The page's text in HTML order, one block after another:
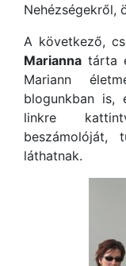
Nehézségekről,
A következő,
Marianna tárta
Mariann
blogunkban is,
linkre
láthatnak.